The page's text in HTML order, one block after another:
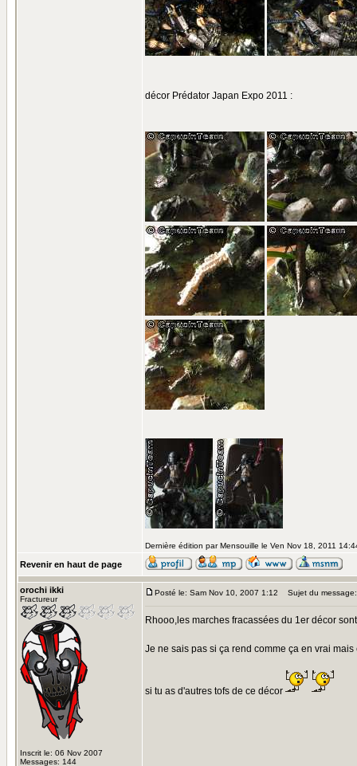
décor Prédator Japan Expo 2011 :
Dernière édition par Mensouille le Ven Nov 18, 2011
Revenir en haut de page
orochi ikki
Fractureur
Inscrit le: 06 Nov 2007
Messages: 144
Posté le: Sam Nov 10, 2007 1:12 Sujet du message:
Rhooo,les marches fracassées du 1er décor
Je ne sais pas si ça rend comme ça en vrai
si tu as d'autres tofs de ce décor